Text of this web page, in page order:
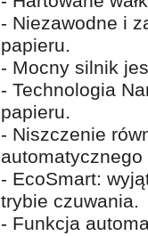
- Niezawodne i
papieru.
- Mocny silnik
- Technologia
papieru.
- Niszczenie
- EcoSmart:
trybie czuwania.
- Funkcja